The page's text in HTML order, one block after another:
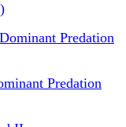
Predation